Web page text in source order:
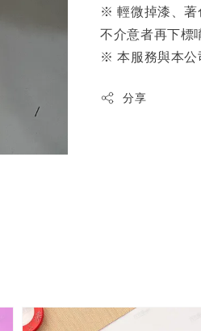
※ 輕微掉漆、著
不介意者再下標
※ 本服務與本公
分享